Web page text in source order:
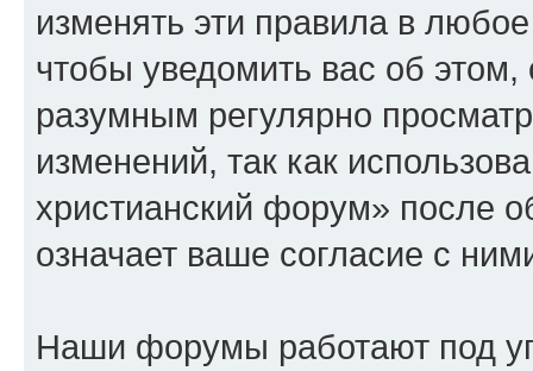
изменять эти правила в
чтобы уведомить вас об
разумным регулярно
изменений, так как
христианский форум» после
означает ваше согласие с
Наши форумы работают под